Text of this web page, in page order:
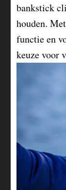
bankstick
houden.
functie en
keuze voor